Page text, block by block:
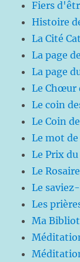
Fiers
Histoire
La Cité
La page
La page
Le Chœur
Le coin
Le Coin
Le mot
Le Prix
Le
Le
Les
Ma